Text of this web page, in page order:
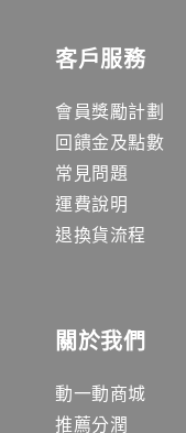
客戶服務
會員獎勵計劃
回饋金及點數
常見問題
運費說明
退換貨流程
關於我們
動一動商城
推薦分潤